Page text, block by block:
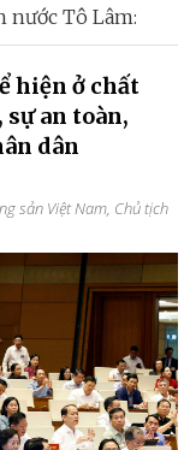
nước Tô Lâm:
hiện ở chất
an toàn,
dân
sản Việt Nam, Chủ tịch